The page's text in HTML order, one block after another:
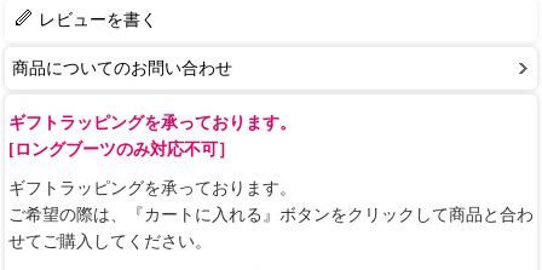
レビューを書く
商品についてのお問い合わせ
ギフトラッピングを承っております。
[ロングブーツのみ対応不可］
ギフトラッピングを承っております。
ご希望の際は、『カートに入れる』ボタンをクリックして商品と合わ
せてご購入してください。